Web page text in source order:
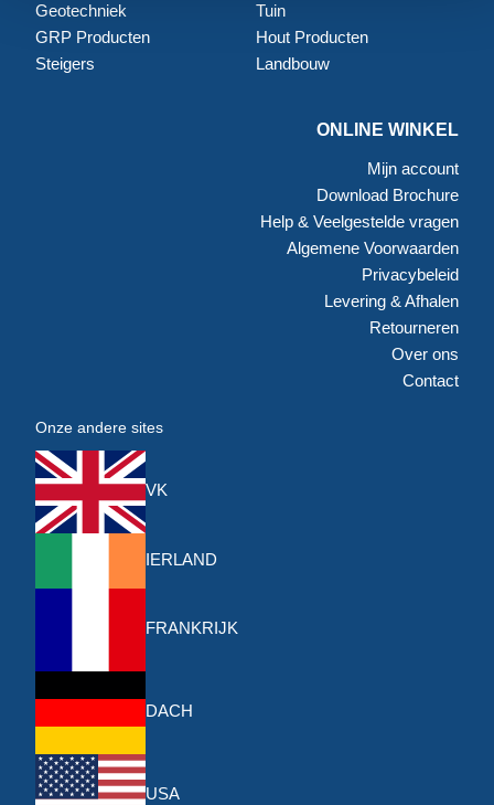
Geotechniek
GRP Producten
Steigers
Tuin
Hout Producten
Landbouw
ONLINE WINKEL
Mijn account
Download Brochure
Help & Veelgestelde vragen
Algemene Voorwaarden
Privacybeleid
Levering & Afhalen
Retourneren
Over ons
Contact
Onze andere sites
VK
IERLAND
FRANKRIJK
DACH
USA